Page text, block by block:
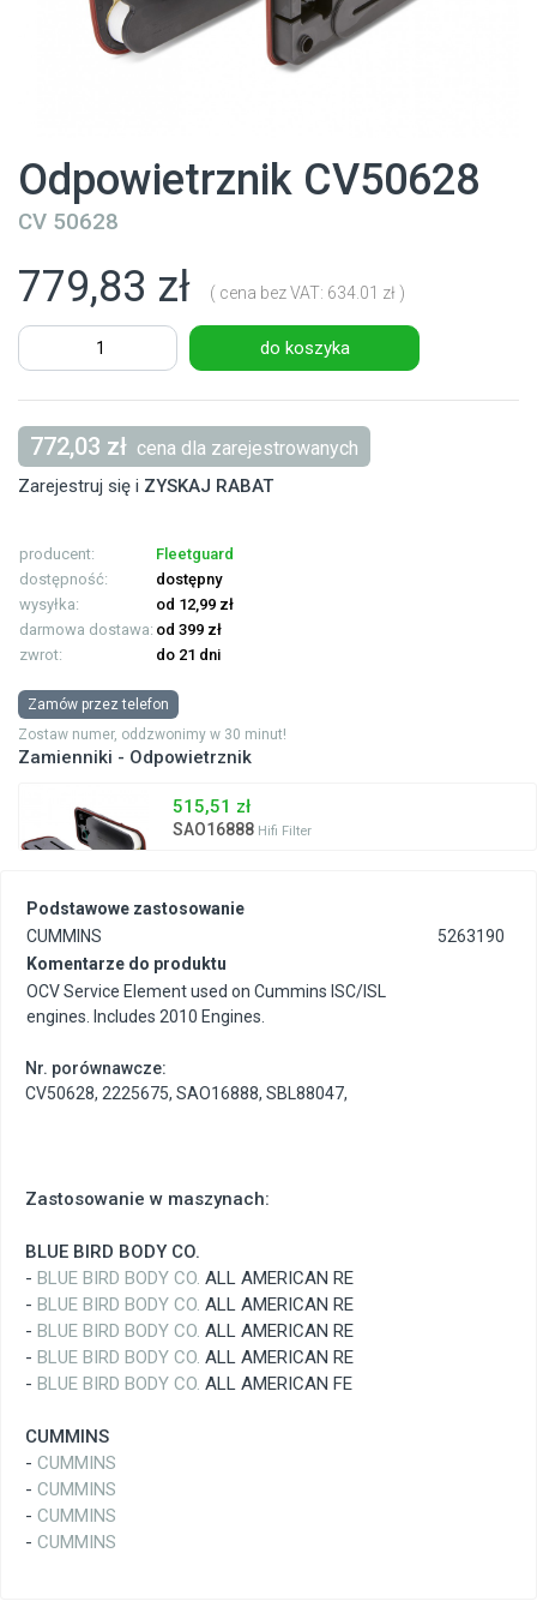
Odpowietrznik CV50628
CV 50628
779,83 zł ( cena bez VAT: 634.01 zł )
do koszyka
772,03 zł cena dla zarejestrowanych
Zarejestruj się i ZYSKAJ RABAT
producent:
Fleetguard
dostępność:
dostępny
wysyłka:
od 12,99 zł
darmowa dostawa: od 399 zł
zwrot:
do 21 dni
Zamów przez telefon
Zostaw numer, oddzwonimy w 30 minut!
Zamienniki - Odpowietrznik
515,51 zł
SAO16888 Hifi Filter
Zastosowanie w maszynach:
BLUE BIRD BODY CO.
- BLUE BIRD BODY CO. ALL AMERICAN RE
- BLUE BIRD BODY CO. ALL AMERICAN RE
- BLUE BIRD BODY CO. ALL AMERICAN RE
- BLUE BIRD BODY CO. ALL AMERICAN RE
- BLUE BIRD BODY CO. ALL AMERICAN FE
CUMMINS
- CUMMINS
- CUMMINS
- CUMMINS
- CUMMINS
Podstawowe zastosowanie
CUMMINS
5263190
Komentarze do produktu
OCV Service Element used on Cummins ISC/ISL
engines. Includes 2010 Engines.
Nr. porównawcze:
CV50628, 2225675, SAO16888, SBL88047,